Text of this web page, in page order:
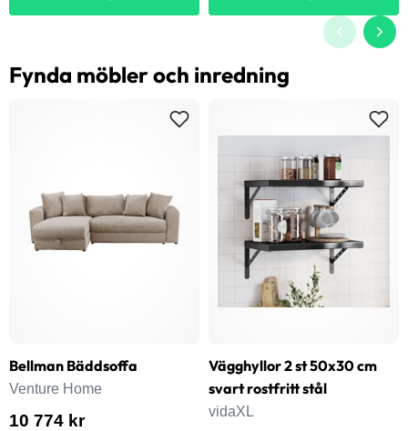
Fynda möbler och inredning
Bellman Bäddsoffa
Venture Home
10 774 kr
Vägghyllor 2 st 50x30 cm
svart rostfritt stål
vidaXL